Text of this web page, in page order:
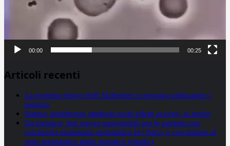
00:00 00:25
Articoli recenti
La proteina chiave dell’Alzheimer si propaga utilizzando i
neuroni
Statine: inutilmente attribuiti molti effetti avversi, lo studio
Un farmaco, due nuove opportunità per le pazienti con
carcinoma mammario metastatico hr+/her2- e con tumore al
seno metastatico triplo negativo (mtnbc)